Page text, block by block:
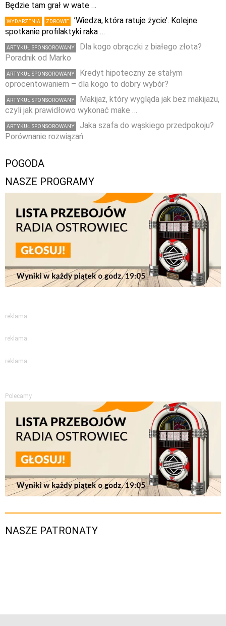
Będzie tam grał w wate …
WYDARZENIA ZDROWIE
’Wiedza, która ratuje życie’. Kolejne
spotkanie profilaktyki raka …
ARTYKUŁ SPONSOROWANY
Dla kogo obrączki z białego złota?
Poradnik od Marko
ARTYKUŁ SPONSOROWANY
Kredyt hipoteczny ze stałym
oprocentowaniem – dla kogo to dobry wybór?
ARTYKUŁ SPONSOROWANY
Makijaż, który wygląda jak bez makijażu,
czyli jak prawidłowo wykonać make …
ARTYKUŁ SPONSOROWANY
Jaka szafa do wąskiego przedpokoju?
Porównanie rozwiązań
POGODA
NASZE PROGRAMY
reklama
reklama
reklama
Polecamy
NASZE PATRONATY